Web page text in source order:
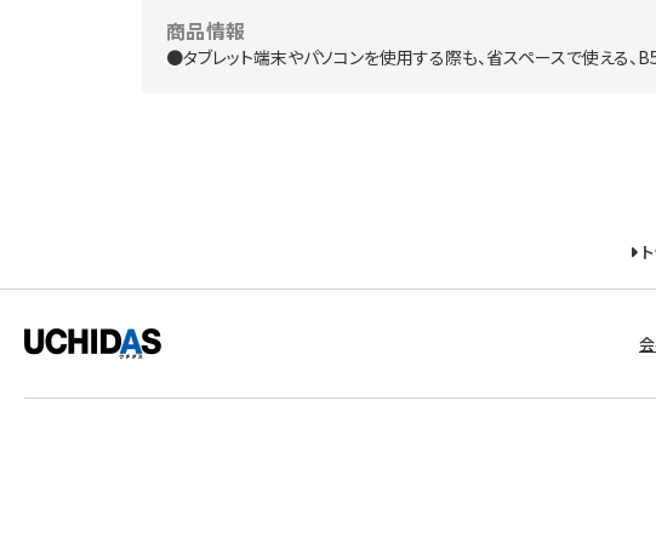
商品情報
●タブレット端末やパソコンを使用する際も、省スペースで使える、